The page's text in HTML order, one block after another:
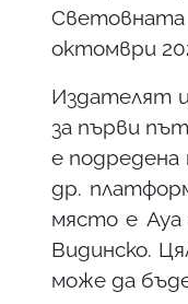
октомври
Издателят
за първи
е подредена
др.
място е Aya
Видинско.
може да